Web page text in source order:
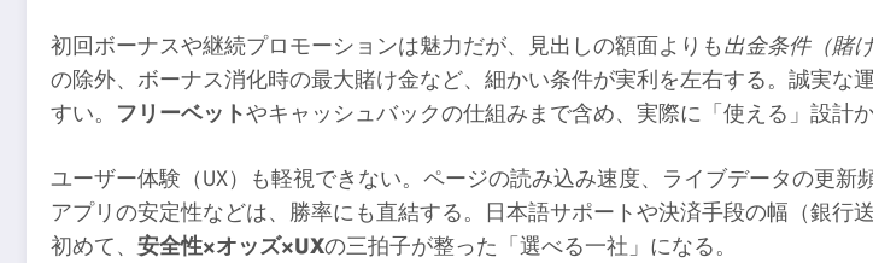
初回ボーナスや継続プロモーションは魅力だが、見出しの額面よりも出金条件（賭
の除外、ボーナス消化時の最大賭け金など、細かい条件が実利を左右する。誠実
すい。 フリーベットやキャッシュバックの仕組みまで含め、実際に「使える」設計か
ユーザー体験（UX）も軽視できない。ページの読み込み速度、ライブデータの更
アプリの安定性などは、勝率にも直結する。日本語サポートや決済手段の幅（銀
初めて、安全性×オッズ×UXの三拍子が整った「選べる一社」になる。